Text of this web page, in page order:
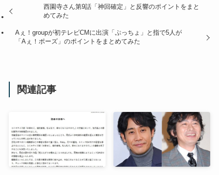
西園寺さん第9話「神回確定」と反響のポイントをまと
めてみた
Aぇ！groupが初テレビCMに出演「ぷっちょ」と指で5人が
「Aぇ！ポーズ」のポイントをまとめてみた
関連記事